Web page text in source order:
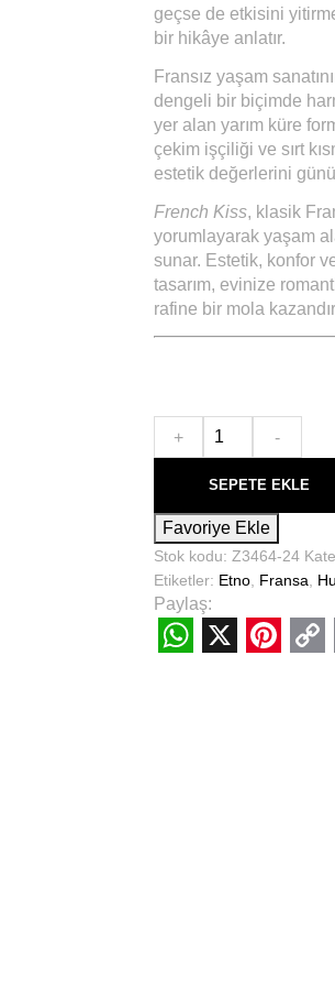
geçse de etkisini
bir hikâye anlatır.
Fransız yaşam
dengeli bir biçimde
yer alan yarım küre
çekim işçiliği ve sırt
estetik değerlerini
French Kiss, klasik
yorumlayarak yaşam
sunar. Estetik, konfor
tasarım, evinize
rafine bir mola
+ -
SEPETE EKLE
Favoriye Ekle
Stok kodu: Z3464-24
Etiketler: Etno, Fransa
Paylaş: